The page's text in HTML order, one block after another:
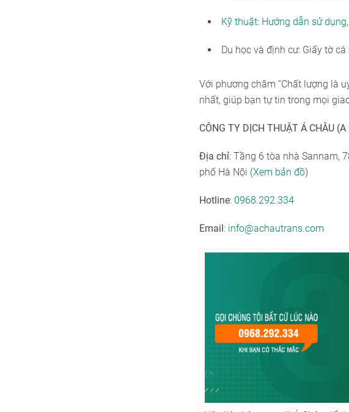
Kỹ thuật: Hướng dẫn sử dụng
Du học và định cư: Giấy tờ
Với phương châm “Chất lượng là
nhất, giúp bạn tự tin trong mọi
CÔNG TY DỊCH THUẬT Á CHÂU
Địa chỉ: Tầng 6 tòa nhà Sannam,
phố Hà Nội (Xem bản đồ)
Hotline: 0968.292.334
Email: info@achautrans.com